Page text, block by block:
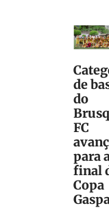
de
do
FC
para
final
Copa